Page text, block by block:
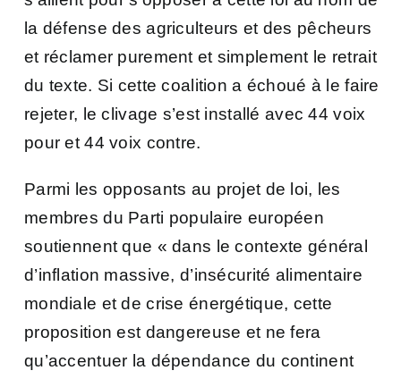
la défense des agriculteurs et des pêcheurs
et réclamer purement et simplement le retrait
du texte. Si cette coalition a échoué à le faire
rejeter, le clivage s’est installé avec 44 voix
pour et 44 voix contre.
Parmi les opposants au projet de loi, les
membres du Parti populaire européen
soutiennent que « dans le contexte général
d’inflation massive, d’insécurité alimentaire
mondiale et de crise énergétique, cette
proposition est dangereuse et ne fera
qu’accentuer la dépendance du continent